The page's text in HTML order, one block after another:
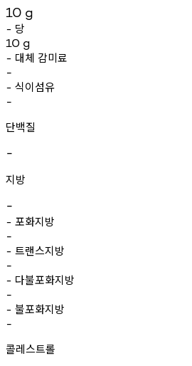
10 g
- 당
10 g
- 대체 감미료
-
- 식이섬유
-
단백질
-
지방
-
- 포화지방
-
- 트랜스지방
-
- 다불포화지방
-
- 불포화지방
-
콜레스트롤